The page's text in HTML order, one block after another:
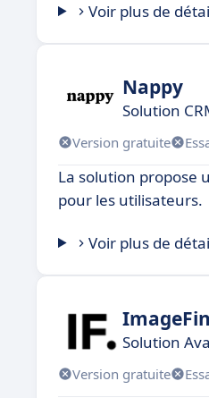
Voir plus de
Nappy
Solution
Version gratuite
La solution propose
pour les utilisateurs.
Voir plus de
Solution
Version gratuite